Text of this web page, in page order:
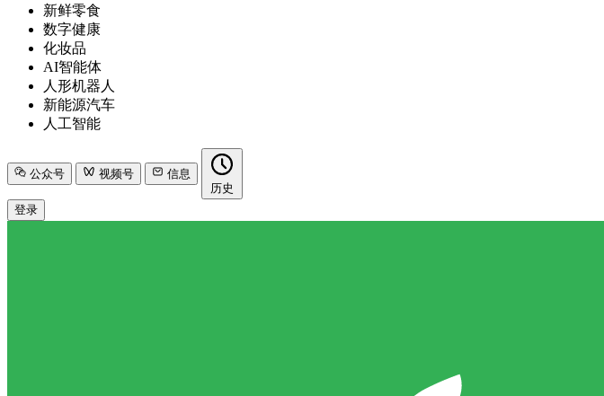
新鲜零食
数字健康
化妆品
AI智能体
人形机器人
新能源汽车
人工智能
公众号 视频号
信息
历史
登录